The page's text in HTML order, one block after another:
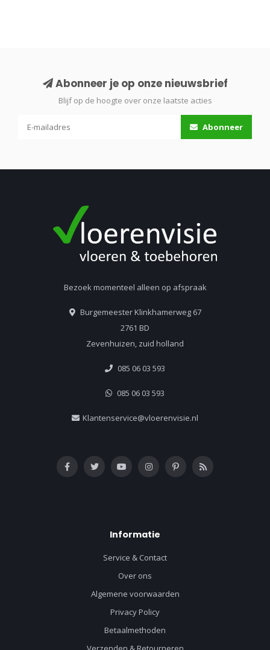
Abonneer je op onze nieuwsbrief
Blijf op de hoogte over onze laatste acties
Abonneer
Bezoek momenteel alleen op afspraak
Burgemeester Klinkhamerweg 67
2761 BD
Zevenhuizen, zuid holland
085 06 03 593
085 06 03 593
Klantenservice@vloerenvisie.nl
Informatie
Service & Contact
Over ons
Algemene voorwaarden
Privacy Policy
Betaalmethoden